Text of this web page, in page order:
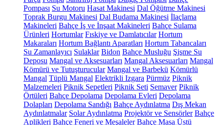
Pompası Su Motoru Hasat Makinesi Dal Öğütme Makinesi
Toprak Burgu Makinesi Dal Budama Makinesi İlaçlama
Makineleri Bahçe İş ve İnşaat Makineleri Bahçe Sulama
Ürünleri Hortumlar Fıskiye ve Damlatıcılar Hortum
Makaraları Hortum Bağlantı Aparatları Hortum Tabancaları
Su Zamanlayıcı Sulaklar Bidon Bahçe Musluğu Şişme Su
Deposu Mangal ve Aksesuarları Mangal Aksesuarları Mangal
Kömürü ve Tutuşturucular Mangal ve Barbekü Kömürlü
Mangal Tüplü Mangal Elektrikli Izgara Pürmüz Piknik
Malzemeleri Piknik Sepetleri Piknik Seti Semaver Piknik
Örtüleri Bahçe Depolama Depolama Evleri Depolama
Dolapları Depolama Sandığı Bahçe Aydınlatma Dış Mekan
Aydınlatmalar Solar Aydınlatma Projektör ve Sensörler Bahçe
Aplikleri Bahçe Feneri ve Meşaleler Bahçe Masa Üstü